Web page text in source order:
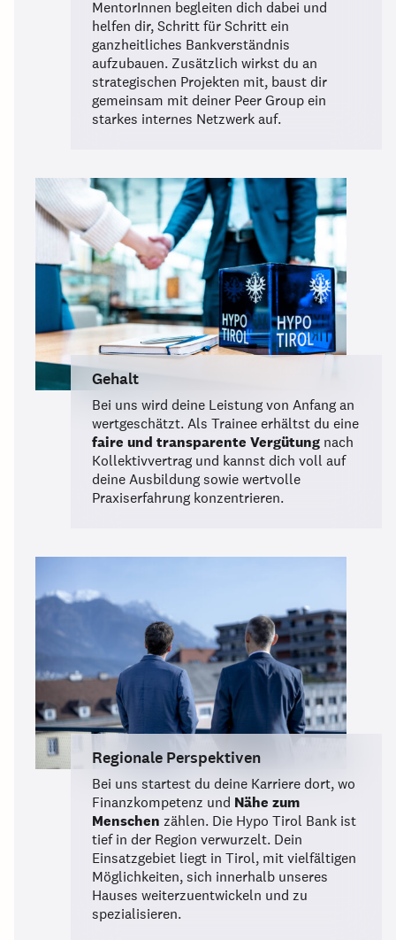
MentorInnen begleiten dich dabei und
helfen dir, Schritt für Schritt ein
ganzheitliches Bankverständnis
aufzubauen. Zusätzlich wirkst du an
strategischen Projekten mit, baust dir
gemeinsam mit deiner Peer Group ein
starkes internes Netzwerk auf.
Gehalt
Bei uns wird deine Leistung von Anfang an
wertgeschätzt. Als Trainee erhältst du eine
faire und transparente Vergütung nach
Kollektivvertrag und kannst dich voll auf
deine Ausbildung sowie wertvolle
Praxiserfahrung konzentrieren.
Regionale Perspektiven
Bei uns startest du deine Karriere dort, wo
Finanzkompetenz und Nähe zum
Menschen zählen. Die Hypo Tirol Bank ist
tief in der Region verwurzelt. Dein
Einsatzgebiet liegt in Tirol, mit vielfältigen
Möglichkeiten, sich innerhalb unseres
Hauses weiterzuentwickeln und zu
spezialisieren.